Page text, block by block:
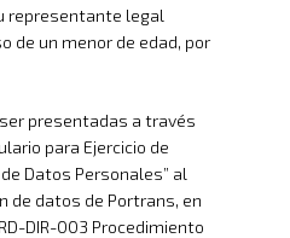
representante legal
de un menor de edad, por
presentadas a través
para Ejercicio de
Datos Personales” al
de datos de Portrans, en
DIR-003 Procedimiento